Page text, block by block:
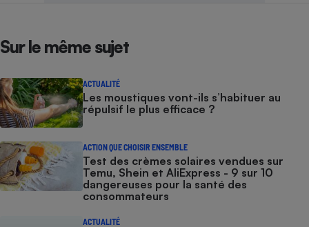
Sur le même sujet
ACTUALITÉ
Les moustiques vont-ils s’habituer au
répulsif le plus efficace ?
ACTION QUE CHOISIR ENSEMBLE
Test des crèmes solaires vendues sur
Temu, Shein et AliExpress - 9 sur 10
dangereuses pour la santé des
consommateurs
ACTUALITÉ